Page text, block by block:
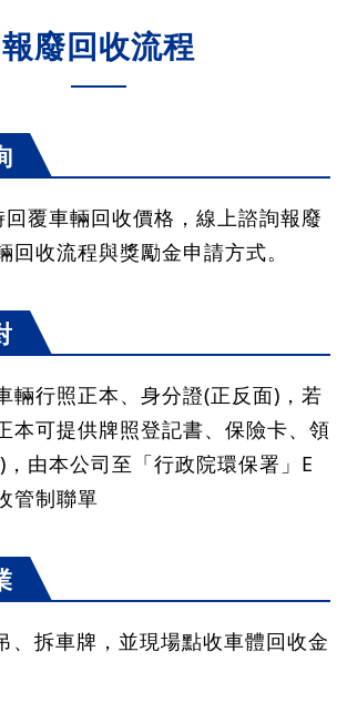
報廢回收流程
覆車輛回收價格，線上諮詢報廢
回收流程與獎勵金申請方式。
輛行照正本、身分證(正反面)，若
本可提供牌照登記書、保險卡、領
由本公司至「行政院環保署」E
管制聯單
、拆車牌，並現場點收車體回收金